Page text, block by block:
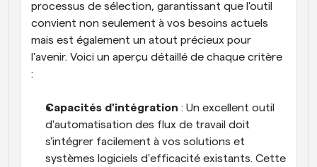
processus de sélection, garantissant que l'outil
convient non seulement à vos besoins actuels
mais est également un atout précieux pour
l'avenir. Voici un aperçu détaillé de chaque critère
:
Capacités d'intégration : Un excellent outil
d'automatisation des flux de travail doit
s'intégrer facilement à vos solutions et
systèmes logiciels d'efficacité existants. Cette